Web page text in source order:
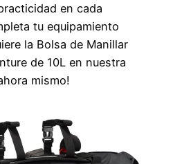
en cada
tu equipamiento
la Bolsa de Manillar
de 10L en nuestra
mismo!